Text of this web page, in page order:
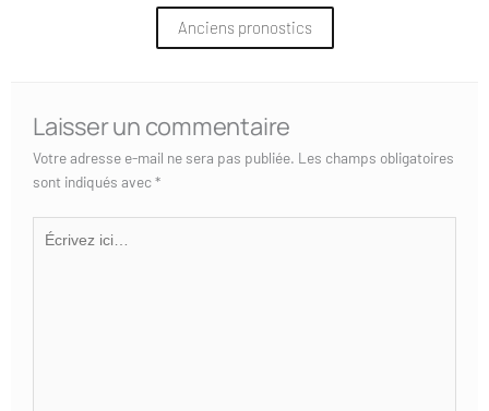
Anciens pronostics
Laisser un commentaire
Votre adresse e-mail ne sera pas publiée. Les champs obligatoires
sont indiqués avec*
Écrivez
ici…